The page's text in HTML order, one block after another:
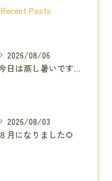
Recent Posts
2026/08/06
今日は蒸し暑いですね🥵ありがたい事に今年の草加市は
2026/08/03
８月になりました🌻